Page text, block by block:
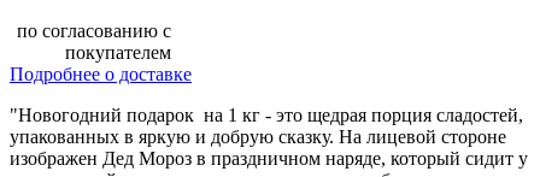
по согласованию с
покупателем
Подробнее о доставке
"Новогодний подарок на 1 кг - это щедрая порция сладостей,
упакованных в яркую и добрую сказку. На лицевой стороне
изображен Дед Мороз в праздничном наряде, который сидит у